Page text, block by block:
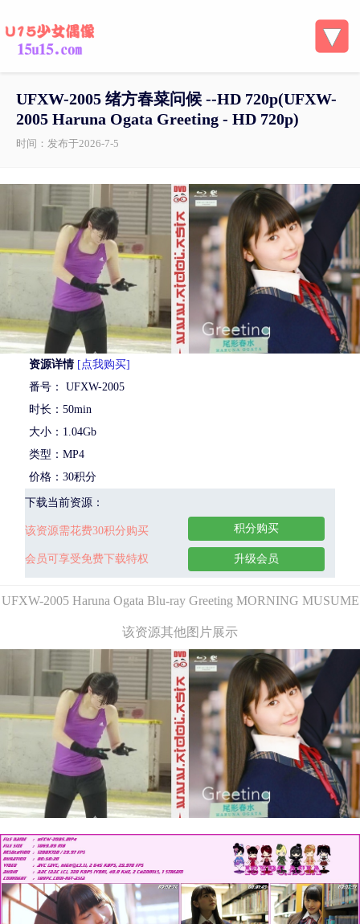
UFXW-2005 绪方春菜问候 --HD 720p( UFXW-
2005 Haruna Ogata Greeting - HD 720p)
时间：发布于2026-7-5
资源详情 [点我购买]
番号： UFXW-2005
时长：50min
大小：1.04Gb
类型：MP4
价格：30积分
下载当前资源：
该资源需花费30积分购买
会员可享受免费下载特权
积分购买
升级会员
UFXW-2005 Haruna Ogata Blu-ray Greeting MORNING MUSUME
该资源其他图片展示